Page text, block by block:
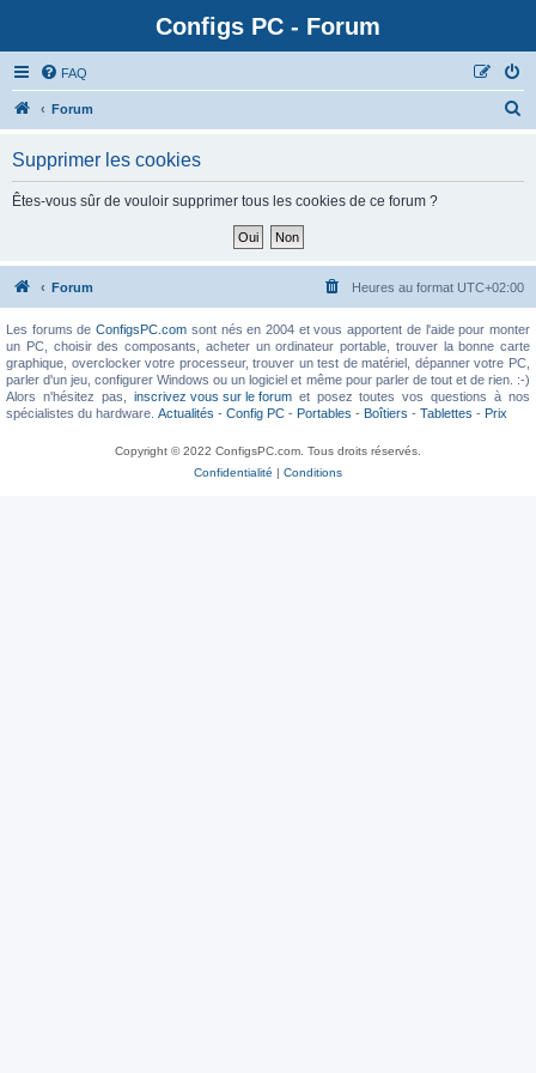
Configs PC - Forum
FAQ
Forum
Supprimer les cookies
Êtes-vous sûr de vouloir supprimer tous les cookies de ce forum ?
Forum Heures au format UTC+02:00
Les forums deConfigsPC.com sont nés en 2004 et vous apportent de l'aide pour monter
un PC, choisir des composants, acheter un ordinateur portable, trouver la bonne carte
graphique, overclocker votre processeur, trouver un test de matériel, dépanner votre PC,
parler d'un jeu, configurer Windows ou un logiciel et même pour parler de tout et de rien. :-)
Alors n'hésitez pas, inscrivez vous sur le forumet posez toutes vos questions à nos
spécialistes du hardware. Actualités - Config PC - Portables - Boîtiers - Tablettes - Prix
Copyright © 2022 ConfigsPC.com. Tous droits réservés.
Confidentialité | Conditions